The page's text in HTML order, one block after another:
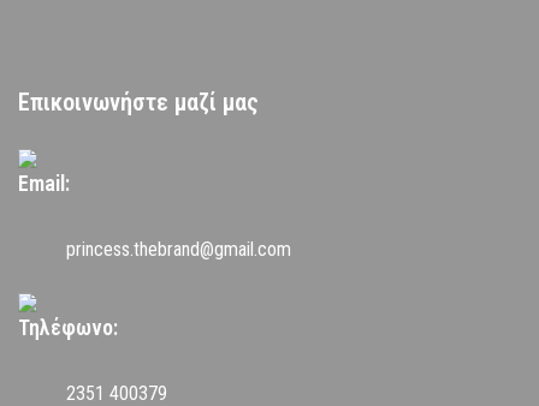
Επικοινωνήστε μαζί μας
Email:
princess.thebrand@gmail.com
Τηλέφωνο:
2351 400379